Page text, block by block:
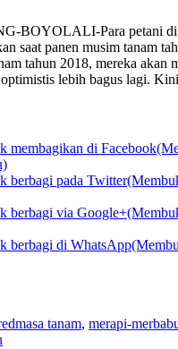
BOYOLALI-Para petani
saat panen musim tanam
tahun 2018, mereka akan
lebih bagus lagi.
membagikan di
berbagi pada
berbagi via
berbagi di
masa tanam, merapi-